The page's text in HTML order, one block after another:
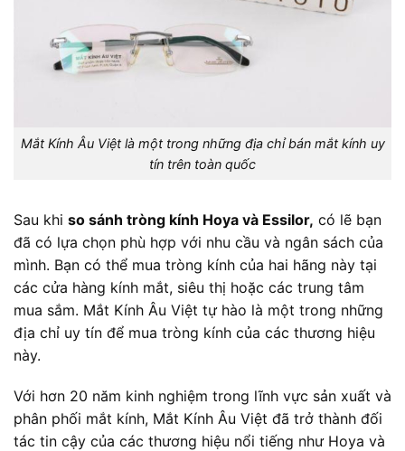
Mắt Kính Âu Việt là một trong những địa chỉ bán mắt kính uy
tín trên toàn quốc
Sau khi so sánh tròng kính Hoya và Essilor, có lẽ bạn
đã có lựa chọn phù hợp với nhu cầu và ngân sách của
mình. Bạn có thể mua tròng kính của hai hãng này tại
các cửa hàng kính mắt, siêu thị hoặc các trung tâm
mua sắm. Mắt Kính Âu Việt tự hào là một trong những
địa chỉ uy tín để mua tròng kính của các thương hiệu
này.
Với hơn 20 năm kinh nghiệm trong lĩnh vực sản xuất và
phân phối mắt kính, Mắt Kính Âu Việt đã trở thành đối
tác tin cậy của các thương hiệu nổi tiếng như Hoya và